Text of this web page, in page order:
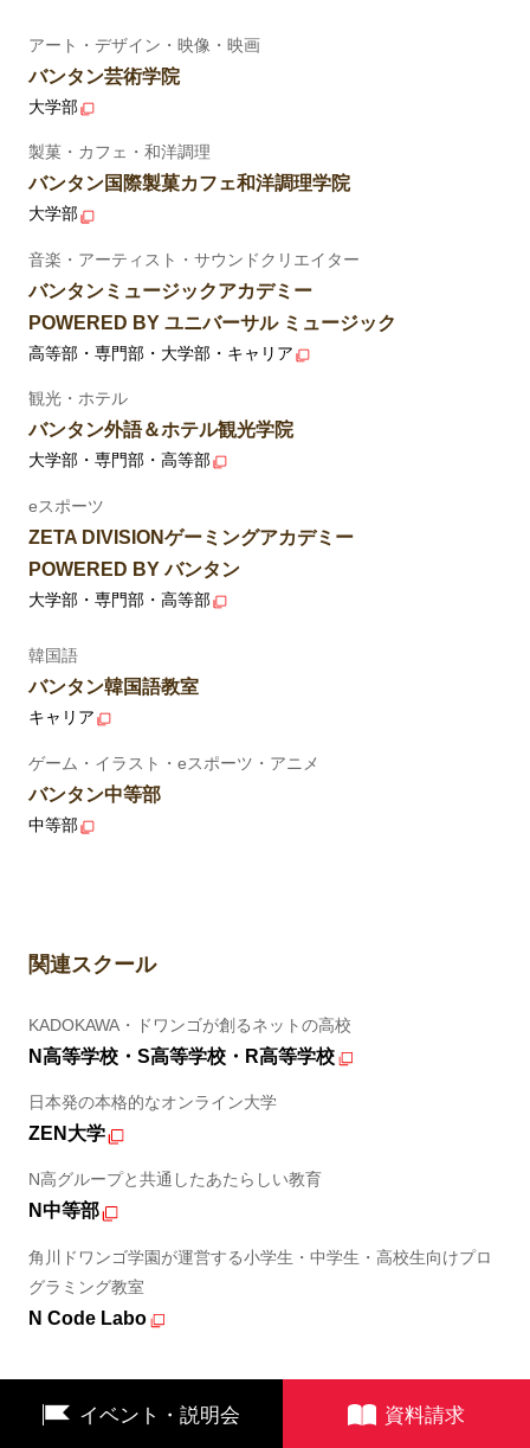
イベント・説明会 資料請求
アート・デザイン・映像・映画
バンタン芸術学院
大学部
製菓・カフェ・和洋調理
バンタン国際製菓カフェ和洋調理学院
大学部
音楽・アーティスト・サウンドクリエイター
バンタンミュージックアカデミー
POWERED BY ユニバーサル ミュージック
高等部・専門部・大学部・キャリア
観光・ホテル
バンタン外語＆ホテル観光学院
大学部・専門部・高等部
eスポーツ
ZETA DIVISIONゲーミングアカデミー
POWERED BY バンタン
大学部・専門部・高等部
韓国語
バンタン韓国語教室
キャリア
ゲーム・イラスト・eスポーツ・アニメ
バンタン中等部
中等部
関連スクール
KADOKAWA・ドワンゴが創るネットの高校
N高等学校・S高等学校・R高等学校
日本発の本格的なオンライン大学
ZEN大学
N高グループと共通したあたらしい教育
N中等部
角川ドワンゴ学園が運営する小学生・中学生・高校生向けプロ
グラミング教室
N Code Labo